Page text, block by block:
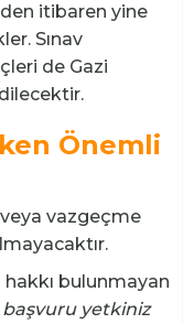
itibaren yine
Sınav
de Gazi
Önemli
veya vazgeçme
hakkı bulunmayan
başvuru yetkiniz